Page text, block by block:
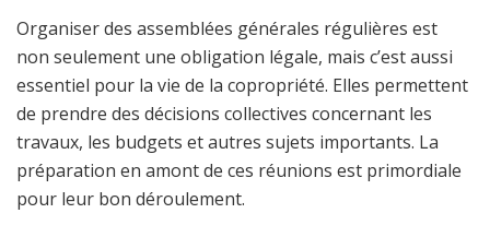
Organiser des assemblées générales régulières est
non seulement une obligation légale, mais c’est aussi
essentiel pour la vie de la copropriété. Elles permettent
de prendre des décisions collectives concernant les
travaux, les budgets et autres sujets importants. La
préparation en amont de ces réunions est primordiale
pour leur bon déroulement.